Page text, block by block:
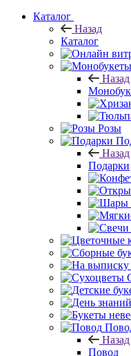
Каталог
Назад
Каталог
Назад
Розы
Назад
Подарки
Назад
Повод